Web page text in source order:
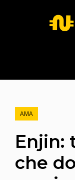
AMA
Enjin:
che